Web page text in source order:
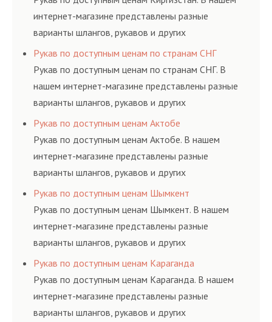
интернет-магазине представлены разные
варианты шлангов, рукавов и других
резинотехнических изделий, соответствующих
ГОСТам, техническим условиям и нормативам.
Рукав по доступным ценам по странам СНГ
Рукав по доступным ценам по странам СНГ. В
нашем интернет-магазине представлены разные
варианты шлангов, рукавов и других
резинотехнических изделий, соответствующих
ГОСТам, техническим условиям и нормативам.
Рукав по доступным ценам Актобе
Рукав по доступным ценам Актобе. В нашем
интернет-магазине представлены разные
варианты шлангов, рукавов и других
резинотехнических изделий, соответствующих
ГОСТам, техническим условиям и нормативам.
Рукав по доступным ценам Шымкент
Рукав по доступным ценам Шымкент. В нашем
интернет-магазине представлены разные
варианты шлангов, рукавов и других
резинотехнических изделий, соответствующих
ГОСТам, техническим условиям и нормативам.
Рукав по доступным ценам Караганда
Рукав по доступным ценам Караганда. В нашем
интернет-магазине представлены разные
варианты шлангов, рукавов и других